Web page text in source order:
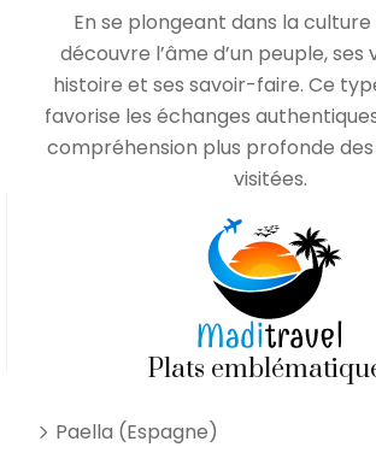
En se plongeant dans la
découvre l’âme d’un peuple, ses
histoire et ses savoir-faire. Ce
favorise les échanges
compréhension plus profonde
visitées.
Plats
Paella (Espagne)